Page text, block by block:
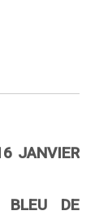
JANVIER
DE